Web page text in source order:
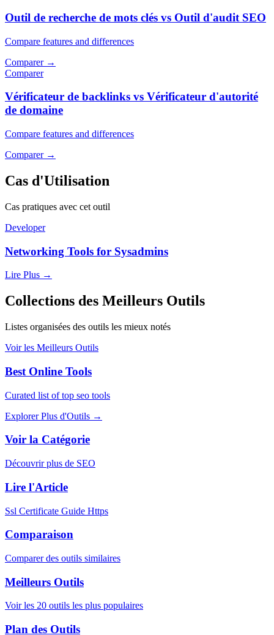
Outil de recherche de mots clés vs Outil d'audit SEO
Compare features and differences
Comparer→
Comparer
Vérificateur de backlinks vs Vérificateur d'autorité
de domaine
Compare features and differences
Comparer→
Cas d'Utilisation
Cas pratiques avec cet outil
Developer
Networking Tools for Sysadmins
Lire Plus →
Collections des Meilleurs Outils
Listes organisées des outils les mieux notés
Voir les Meilleurs Outils
Best Online Tools
Curated list of top seo tools
Explorer Plus d'Outils →
Voir la Catégorie
Découvrir plus de SEO
Lire l'Article
Ssl Certificate Guide Https
Comparaison
Comparer des outils similaires
Meilleurs Outils
Voir les 20 outils les plus populaires
Plan des Outils